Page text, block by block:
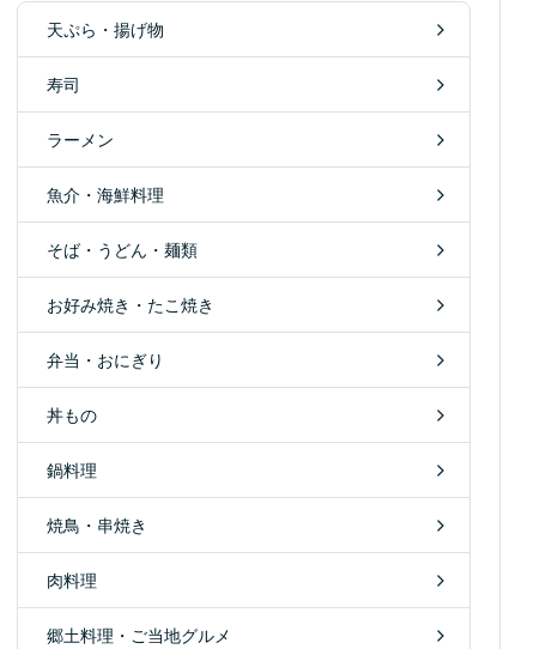
天ぷら・揚げ物
寿司
ラーメン
魚介・海鮮料理
そば・うどん・麺類
お好み焼き・たこ焼き
弁当・おにぎり
丼もの
鍋料理
焼鳥・串焼き
肉料理
郷土料理・ご当地グルメ